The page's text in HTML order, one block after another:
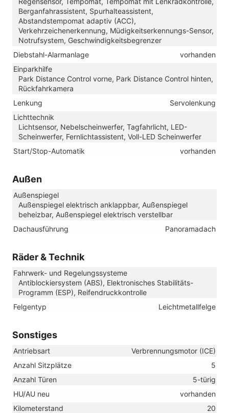
Berganfahrassistent, Spurhalteassistent,
Abstandstempomat adaptiv (ACC),
Verkehrzeichenerkennung, Müdigkeitserkennungs-Sensor,
Notrufsystem, Geschwindigkeitsbegrenzer
Diebstahl-Alarmanlage
vorhanden
Einparkhilfe
Park Distance Control vorne, Park Distance Control hinten,
Rückfahrkamera
Lenkung
Servolenkung
Lichttechnik
Lichtsensor, Nebelscheinwerfer, Tagfahrlicht, LED-
Scheinwerfer, Fernlichtassistent, Voll-LED Scheinwerfer
Start/Stop-Automatik
vorhanden
Außen
Außenspiegel
Außenspiegel elektrisch anklappbar, Außenspiegel
beheizbar, Außenspiegel elektrisch verstellbar
Dachausführung
Panoramadach
Räder & Technik
Fahrwerk- und Regelungssysteme
Antiblockiersystem (ABS), Elektronisches Stabilitäts-
Programm (ESP), Reifendruckkontrolle
Felgentyp
Leichtmetallfelge
Sonstiges
Antriebsart
Verbrennungsmotor (ICE)
Anzahl Sitzplätze
5
Anzahl Türen
5-türig
HU/AU neu
vorhanden
Kilometerstand
20